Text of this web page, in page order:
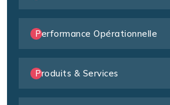
Performance Opérationnelle
Produits & Services